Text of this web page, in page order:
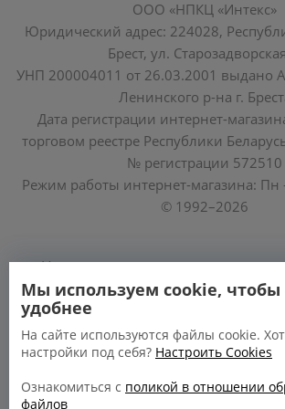
ООО «НПКЦ «Интекс»
Юридический адрес: 224028,
Брест, ул.
УНП 200004011 от 26.03.2001 выдано
Ленинского р-на г.
Дата регистрации интернет-
торговом реестре Республики
№ регистрации 572510
Режим работы интернет-магазина: Пн
© 1992–2026
Уполномоченные по защите прав
облисполкомов, Минского
https://www.mart.gov.by/activity/
potrebiteley/
БРЕСТСКАЯ ОБЛАСТЬ тел. (80162)
Мы используем cookie, чтобы
удобнее
На сайте используются файлы cookie.
настройки под себя? Настроить Cookies
Ознакомиться с поликой в отношении
файлов